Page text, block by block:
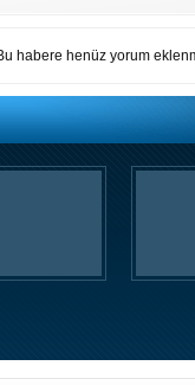
habere henüz yorum